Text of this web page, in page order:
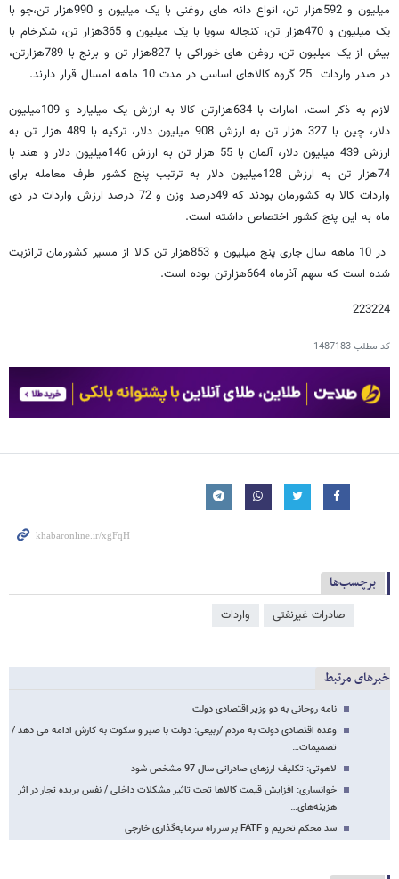
میلیون و 592هزار تن، انواع دانه های روغنی با یک میلیون و 990هزار تن،جو با
یک میلیون و 470هزار تن، کنجاله سویا با یک میلیون و 365هزار تن، شکرخام با
بیش از یک میلیون تن، روغن های خوراکی با 827هزار تن و برنج با 789هزارتن،
در صدر واردات 25 گروه کالاهای اساسی در مدت 10 ماهه امسال قرار دارند.
لازم به ذکر است، امارات با 634هزارتن کالا به ارزش یک میلیارد و 109میلیون
دلار، چین با 327 هزار تن به ارزش 908 میلیون دلار، ترکیه با 489 هزار تن به
ارزش 439 میلیون دلار، آلمان با 55 هزار تن به ارزش 146میلیون دلار و هند با
74هزار تن به ارزش 128میلیون دلار به ترتیب پنج کشور طرف معامله برای
واردات کالا به کشورمان بودند که 49درصد وزن و 72 درصد ارزش واردات در دی
ماه به این پنج کشور اختصاص داشته است.
در 10 ماهه سال جاری پنج میلیون و 853هزار تن کالا از مسیر کشورمان ترانزیت
شده است که سهم آذرماه 664هزارتن بوده است.
223224
کد مطلب1487183
برچسب‌ها
صادرات غیرنفتی واردات
خبرهای مرتبط
نامه روحانی به دو وزیر اقتصادی دولت
وعده اقتصادی دولت به مردم /ربیعی: دولت با صبر و سکوت به کارش ادامه می دهد /
تصمیمات…
لاهوتی: تکلیف ارزهای صادراتی سال 97 مشخص شود
خوانساری:‌ افزایش قیمت کالاها تحت تاثیر مشکلات داخلی / نفس بریده تجار در اثر
هزینه‌های…
سد محکم تحریم و FATF بر سر راه سرمایه‌گذاری خارجی